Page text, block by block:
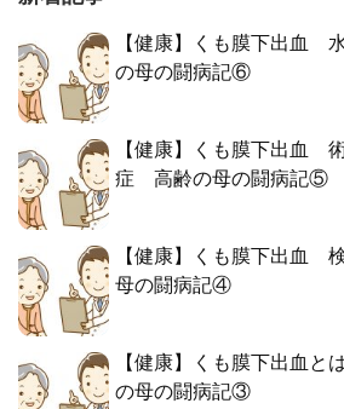
【健康】くも膜下出血
の母の闘病記⑥
【健康】くも膜下出血
症 高齢の母の闘病記⑤
【健康】くも膜下出血
母の闘病記④
【健康】くも膜下出血
の母の闘病記③